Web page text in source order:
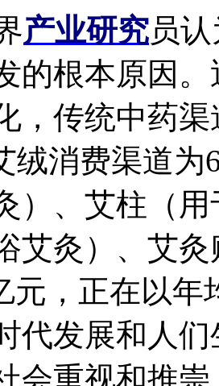
产业研究员
的根本原因
，传统中药
绒消费渠道
）、艾柱（
艾灸）、艾
元，正在以年
代发展和人
会重视和推